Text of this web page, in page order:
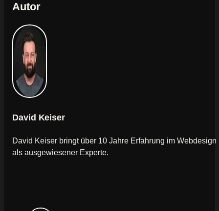
Autor
David Keiser
David Keiser bringt über 10 Jahre Erfahrung im
als ausgewiesener Experte.